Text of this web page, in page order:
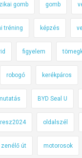
gomb gomb
tréning képzés
figyelem
robogó kerékpáros
BYD Seal U
oldalszél
zenélő út motorosok